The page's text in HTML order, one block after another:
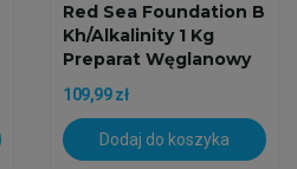
Red Sea Foundation B
Kh/Alkalinity 1 Kg
Preparat Węglanowy
109,99 zł
Dodaj do koszyka